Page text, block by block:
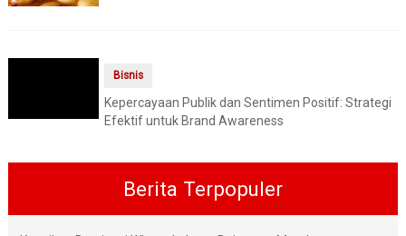
Bisnis
Kepercayaan Publik dan Sentimen Positif: Strategi
Efektif untuk Brand Awareness
Berita Terpopuler